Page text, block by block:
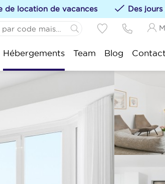
de location de vacances Des
pouvez ajouter des hébergements à vos favoris en
Oostduinkerke:
Wenduine:
Hébergements Team Blog Contact